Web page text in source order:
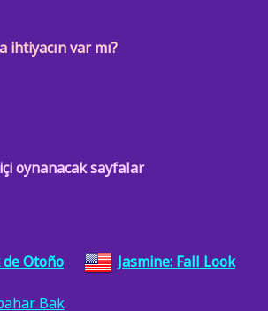
ihtiyacın var mı?
oynanacak sayfalar
de Otoño Jasmine: Fall Look
Bak